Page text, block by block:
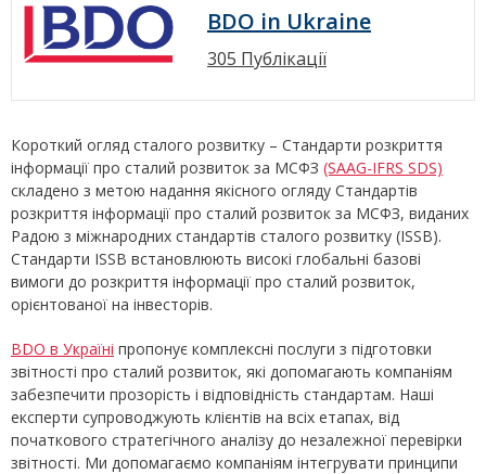
BDO in Ukraine
305 Публікації
Короткий огляд сталого розвитку – Стандарти розкриття
інформації про сталий розвиток за МСФЗ (SAAG-IFRS SDS)
складено з метою надання якісного огляду Стандартів
розкриття інформації про сталий розвиток за МСФЗ, виданих
Радою з міжнародних стандартів сталого розвитку (ISSB).
Стандарти ISSB встановлюють високі глобальні базові
вимоги до розкриття інформації про сталий розвиток,
орієнтованої на інвесторів.
BDO в Україні пропонує комплексні послуги з підготовки
звітності про сталий розвиток, які допомагають компаніям
забезпечити прозорість і відповідність стандартам. Наші
експерти супроводжують клієнтів на всіх етапах, від
початкового стратегічного аналізу до незалежної перевірки
звітності. Ми допомагаємо компаніям інтегрувати принципи